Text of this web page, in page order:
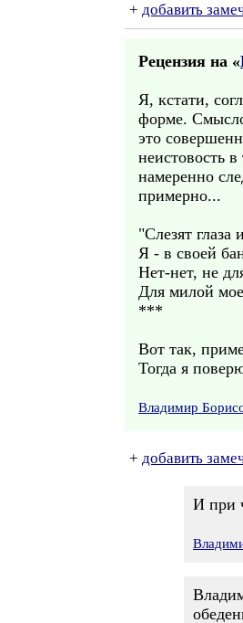
+ добавить
Рецензия на «
Я, кстати,
форме.
это
неистовость
намеренно
примерно...
"Слезят
Я - в своей
Нет-нет, не
Для милой
***
Вот так,
Тогда я
Владимир
+ добавить
И при